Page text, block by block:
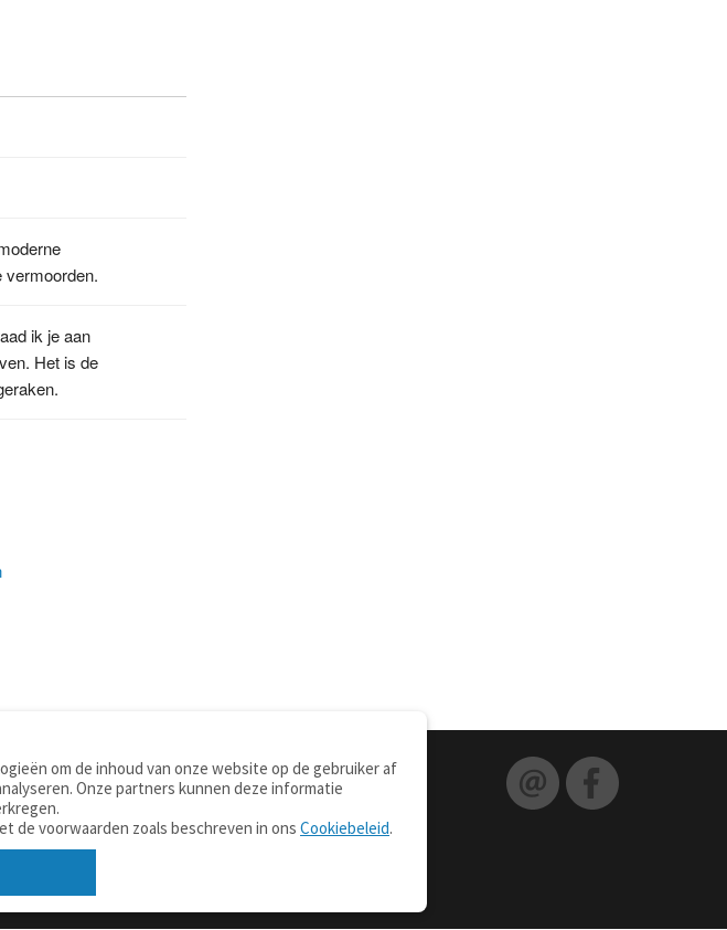
vermoorden.
ik je aan
Het is de
WOORDENBOEKEN
Nederlands - Engels
Nederlands - Duits
Nederlands - Spaans
om de inhoud van onze website op de gebruiker af
Onze partners kunnen deze informatie
de voorwaarden zoals beschreven in ons Cookiebeleid.